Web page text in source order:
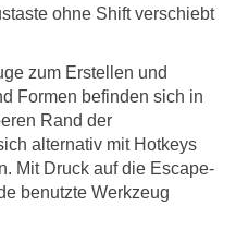
ohne Shift verschiebt
zum Erstellen und
Formen befinden sich in
Rand der
alternativ mit Hotkeys
Mit Druck auf die Escape-
benutzte Werkzeug